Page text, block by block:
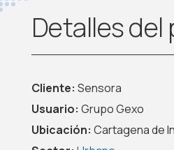
Detalles
Cliente: Sensora
Usuario: Grupo Gexo
Ubicación: Cartagena de